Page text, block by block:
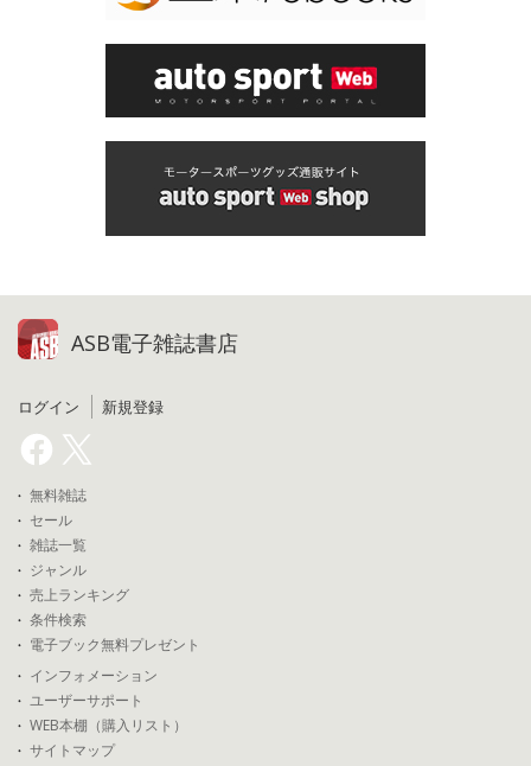
ASB電子雑誌書店
ログイン 新規登録
無料雑誌
セール
雑誌一覧
ジャンル
売上ランキング
条件検索
電子ブック無料プレゼント
インフォメーション
ユーザーサポート
WEB本棚（購入リスト）
サイトマップ